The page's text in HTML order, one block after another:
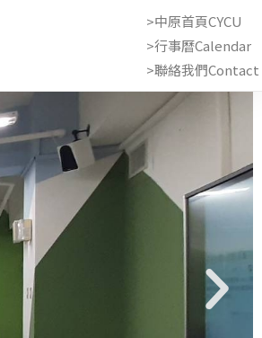
>中原首頁CYCU
>行事曆Calendar
>聯絡我們Contact